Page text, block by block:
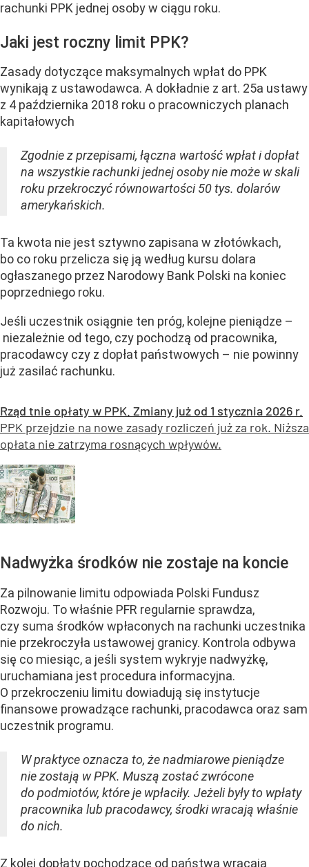
rachunki PPK jednej osoby w ciągu roku.
Jaki jest roczny limit PPK?
Zasady dotyczące maksymalnych wpłat do PPK
wynikają z ustawodawca. A dokładnie z art. 25a ustawy
z 4 października 2018 roku o pracowniczych planach
kapitałowych
Zgodnie z przepisami, łączna wartość wpłat i dopłat
na wszystkie rachunki jednej osoby nie może w skali
roku przekroczyć równowartości 50 tys. dolarów
amerykańskich.
Ta kwota nie jest sztywno zapisana w złotówkach,
bo co roku przelicza się ją według kursu dolara
ogłaszanego przez Narodowy Bank Polski na koniec
poprzedniego roku.
Jeśli uczestnik osiągnie ten próg, kolejne pieniądze –
niezależnie od tego, czy pochodzą od pracownika,
pracodawcy czy z dopłat państwowych – nie powinny
już zasilać rachunku.
Rząd tnie opłaty w PPK. Zmiany już od 1 stycznia 2026 r.
PPK przejdzie na nowe zasady rozliczeń już za rok. Niższa
opłata nie zatrzyma rosnących wpływów.
Nadwyżka środków nie zostaje na koncie
Za pilnowanie limitu odpowiada Polski Fundusz
Rozwoju. To właśnie PFR regularnie sprawdza,
czy suma środków wpłaconych na rachunki uczestnika
nie przekroczyła ustawowej granicy. Kontrola odbywa
się co miesiąc, a jeśli system wykryje nadwyżkę,
uruchamiana jest procedura informacyjna.
O przekroczeniu limitu dowiadują się instytucje
finansowe prowadzące rachunki, pracodawca oraz sam
uczestnik programu.
W praktyce oznacza to, że nadmiarowe pieniądze
nie zostają w PPK. Muszą zostać zwrócone
do podmiotów, które je wpłaciły. Jeżeli były to wpłaty
pracownika lub pracodawcy, środki wracają właśnie
do nich.
Z kolei dopłaty pochodzące od państwa wracają